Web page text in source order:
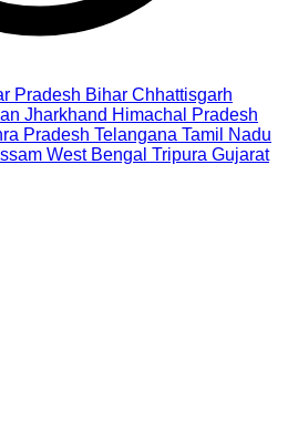
Pradesh Bihar Chhattisgarh
Jharkhand Himachal Pradesh
Pradesh Telangana Tamil Nadu
West Bengal Tripura Gujarat